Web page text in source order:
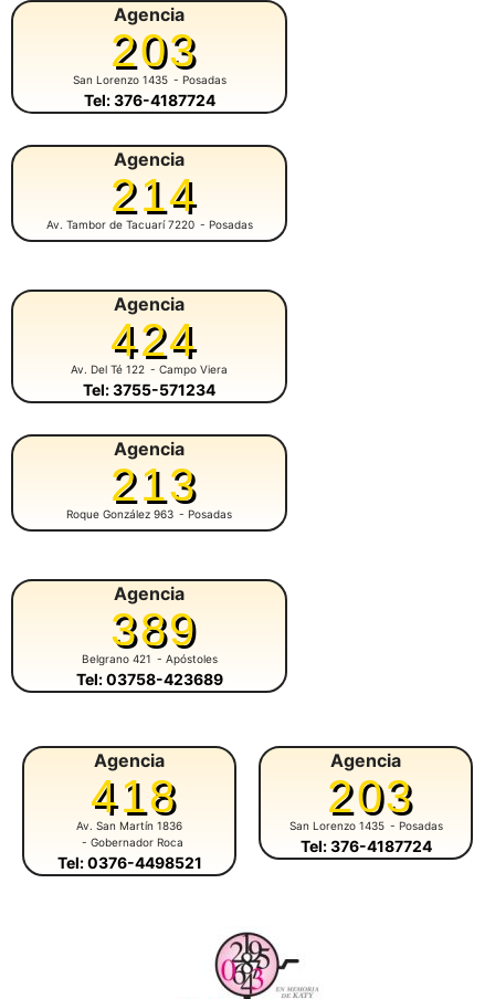
Agencia
203
San Lorenzo 1435 - Posadas
Tel: 376-4187724
Agencia
214
Av. Tambor de Tacuarí 7220 - Posadas
Agencia
424
Av. Del Té 122 - Campo Viera
Tel: 3755-571234
Agencia
213
Roque González 963 - Posadas
Agencia
389
Belgrano 421 - Apóstoles
Tel: 03758-423689
Agencia
418
Av. San Martín 1836
- Gobernador Roca
Tel: 0376-4498521
Agencia
203
San Lorenzo 1435 - Posadas
Tel: 376-4187724